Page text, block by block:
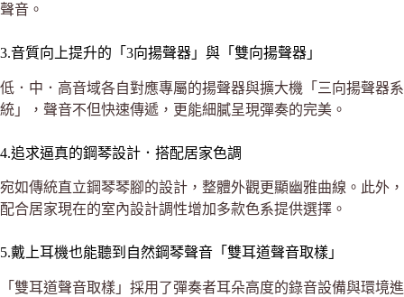
聲音。
3.音質向上提升的「3向揚聲器」與「雙向揚聲器」
低．中．高音域各自對應專屬的揚聲器與擴大機「三向揚聲器系
統」，聲音不但快速傳遞，更能細膩呈現彈奏的完美。
4.追求逼真的鋼琴設計．搭配居家色調
宛如傳統直立鋼琴琴腳的設計，整體外觀更顯幽雅曲線。此外，
配合居家現在的室內設計調性增加多款色系提供選擇。
5.戴上耳機也能聽到自然鋼琴聲音「雙耳道聲音取樣」
「雙耳道聲音取樣」採用了彈奏者耳朵高度的錄音設備與環境進